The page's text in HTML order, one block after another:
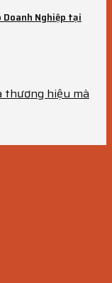
Doanh Nghiệp tại
thương hiệu mà